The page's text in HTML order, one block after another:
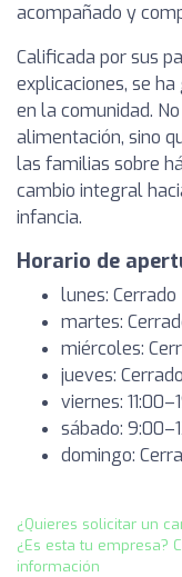
acompañado y
Calificada por sus
explicaciones, se
en la comunidad.
alimentación, sino
las familias sobre
cambio integral
infancia.
Horario de
lunes: Cerrado
martes:
miércoles:
jueves: Cerrado
viernes:
sábado:
domingo:
¿Quieres solicitar un
¿Es esta tu empresa?
información